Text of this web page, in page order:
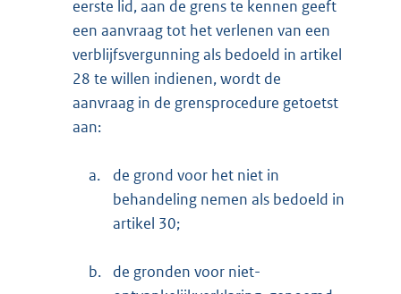
eerste lid, aan de grens te kennen geeft
een aanvraag tot het verlenen van een
verblijfsvergunning als bedoeld in artikel
28 te willen indienen, wordt de
aanvraag in de grensprocedure getoetst
aan:
a.
de grond voor het niet in
behandeling nemen als bedoeld in
artikel 30;
b.
de gronden voor niet-